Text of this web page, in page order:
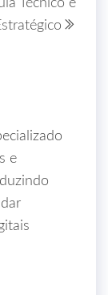
Técnico e
e